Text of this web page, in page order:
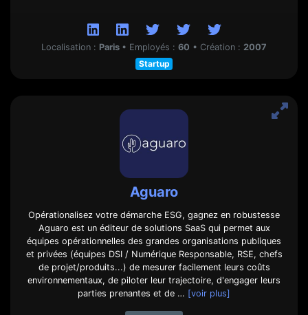
Localisation : Paris • Employés : 60 • Création : 2007
Startup
Aguaro
Opérationalisez votre démarche ESG, gagnez en robustesse
Aguaro est un éditeur de solutions SaaS qui permet aux
équipes opérationnelles des grandes organisations publiques
et privées (équipes DSI / Numérique Responsable, RSE, chefs
de projet/produits...) de mesurer facilement leurs coûts
environnementaux, de piloter leur trajectoire, d'engager leurs
parties prenantes et de … [voir plus]